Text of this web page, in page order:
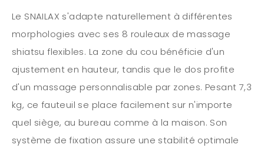
Le SNAILAX s'adapte naturellement à différentes
morphologies avec ses 8 rouleaux de massage
shiatsu flexibles. La zone du cou bénéficie d'un
ajustement en hauteur, tandis que le dos profite
d'un massage personnalisable par zones. Pesant 7,3
kg, ce fauteuil se place facilement sur n'importe
quel siège, au bureau comme à la maison. Son
système de fixation assure une stabilité optimale